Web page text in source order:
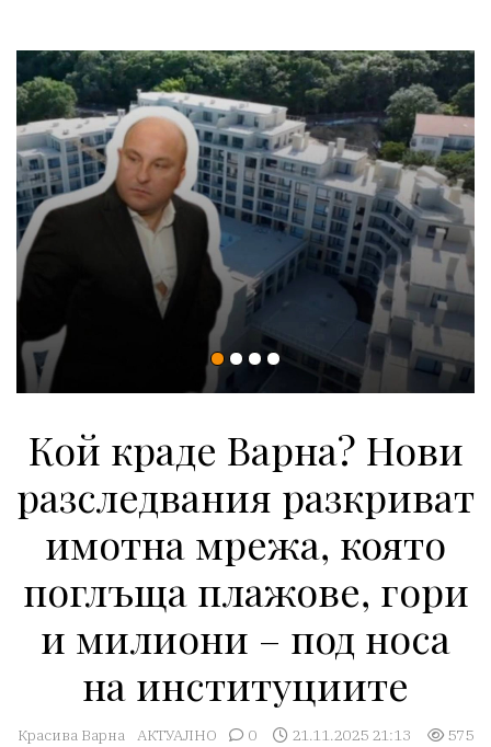
Кой краде Варна? Нови
разследвания разкриват
имотна мрежа, която
поглъща плажове, гори
и милиони – под носа
на институциите
Красива Варна АКТУАЛНО 0 21.11.2025 21:13 575